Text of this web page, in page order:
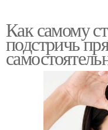
Как самому
подстричь